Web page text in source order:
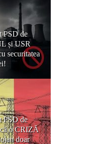
PSD de
și USR
securitatea
PSD de
o CRIZĂ
doar